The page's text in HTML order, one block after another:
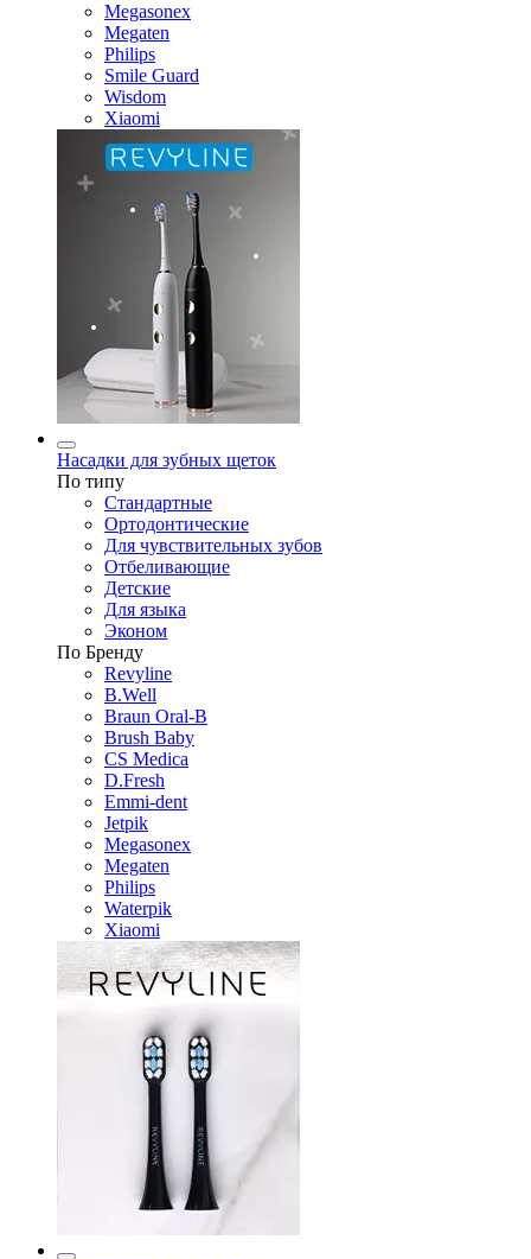
Megasonex
Megaten
Philips
Smile Guard
Wisdom
Xiaomi
Насадки для зубных щеток
По типу
Стандартные
Ортодонтические
Для чувствительных зубов
Отбеливающие
Детские
Для языка
Эконом
По Бренду
Revyline
B.Well
Braun Oral-B
Brush Baby
CS Medica
D.Fresh
Emmi-dent
Jetpik
Megasonex
Megaten
Philips
Waterpik
Xiaomi